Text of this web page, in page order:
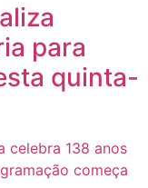
para
quinta-